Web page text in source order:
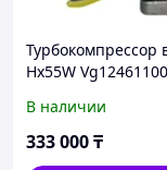
Турбокомпрессор
Hx55W
В наличии
333 000₸